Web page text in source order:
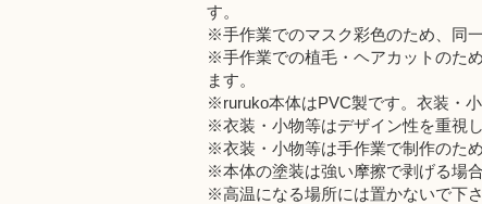
す。
※手作業でのマスク彩色のため、同
※手作業での植毛・ヘアカットのた
ます。
※ruruko本体はPVC製です。衣装・
※衣装・小物等はデザイン性を重視
※衣装・小物等は手作業で制作のた
※本体の塗装は強い摩擦で剥げる場
※高温になる場所には置かないで下